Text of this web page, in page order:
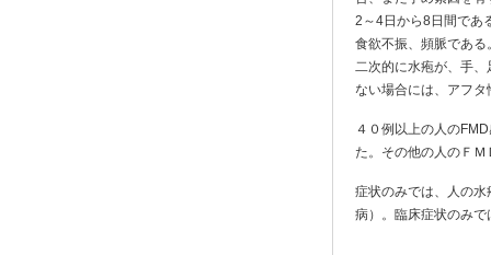
2～4日から8日間であ
食欲不振、頻脈であ
二次的に水疱が、手
ない場合には、アフ
４０例以上の人の
た。その他の人のＦ
症状のみでは、人の
病）。臨床症状のみ